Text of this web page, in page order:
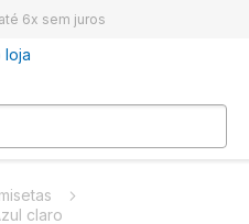
6x sem juros
claro